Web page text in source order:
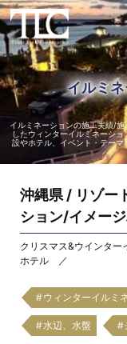
イルミ
イルミネーションの施工実績/
したウィンターイルミネーシ
設やホテル、イベント・テー
沖縄県 / リゾー
ション/イメー
クリスマス&ウインタ
ホテル ／
ウィンターイルミ
水辺、水盤